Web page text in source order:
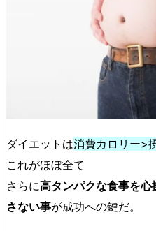
ダイエットは消費カロリー>
これがほぼ全て
さらに高タンパクな食事を
さない事が成功への鍵だ。